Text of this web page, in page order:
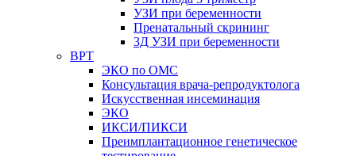
УЗИ при беременности
Пренатальный скрининг
3Д УЗИ при беременности
ВРТ
ЭКО по ОМС
Консультация врача-репродуктолога
Искусственная инсеминация
ЭКО
ИКСИ/ПИКСИ
Преимплантационное генетическое